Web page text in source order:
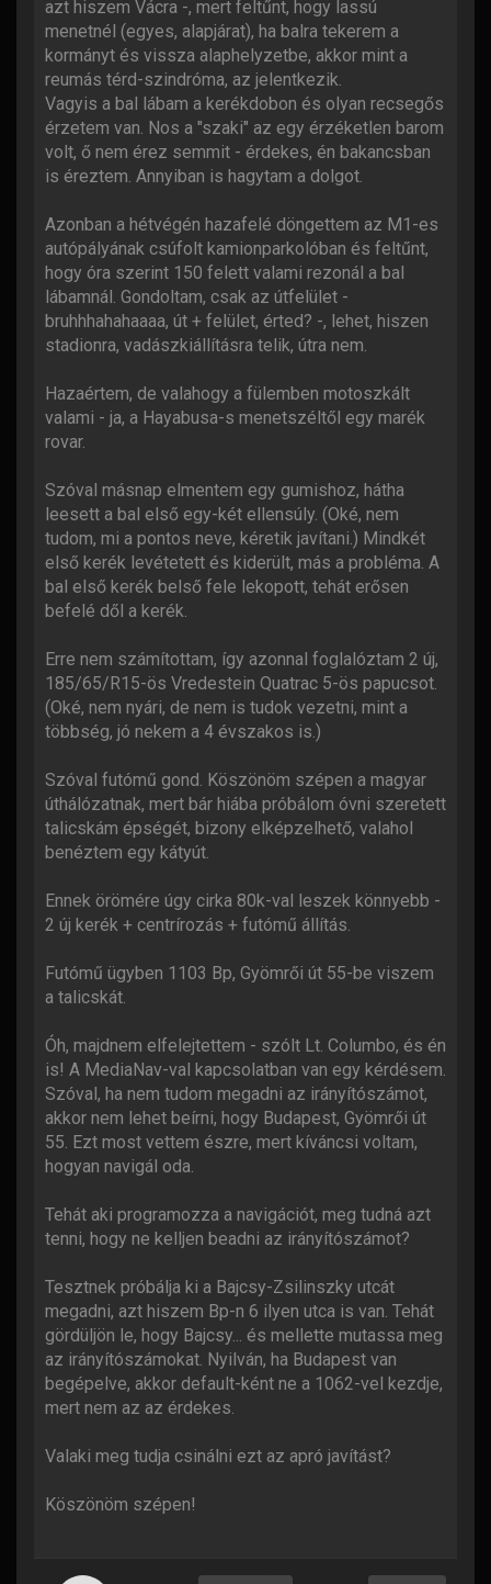
azt hiszem Vácra -, mert feltűnt, hogy lassú
menetnél (egyes, alapjárat), ha balra tekerem a
kormányt és vissza alaphelyzetbe, akkor mint a
reumás térd-szindróma, az jelentkezik.
Vagyis a bal lábam a kerékdobon és olyan recsegős
érzetem van. Nos a "szaki" az egy érzéketlen barom
volt, ő nem érez semmit - érdekes, én bakancsban
is éreztem. Annyiban is hagytam a dolgot.
Azonban a hétvégén hazafelé döngettem az M1-es
autópályának csúfolt kamionparkolóban és feltűnt,
hogy óra szerint 150 felett valami rezonál a bal
lábamnál. Gondoltam, csak az útfelület -
bruhhhahahaaaa, út + felület, érted? -, lehet, hiszen
stadionra, vadászkiállításra telik, útra nem.
Hazaértem, de valahogy a fülemben motoszkált
valami - ja, a Hayabusa-s menetszéltől egy marék
rovar.
Szóval másnap elmentem egy gumishoz, hátha
leesett a bal első egy-két ellensúly. (Oké, nem
tudom, mi a pontos neve, kéretik javítani.) Mindkét
első kerék levétetett és kiderült, más a probléma. A
bal első kerék belső fele lekopott, tehát erősen
befelé dől a kerék.
Erre nem számítottam, így azonnal foglalóztam 2 új,
185/65/R15-ös Vredestein Quatrac 5-ös papucsot.
(Oké, nem nyári, de nem is tudok vezetni, mint a
többség, jó nekem a 4 évszakos is.)
Szóval futómű gond. Köszönöm szépen a magyar
úthálózatnak, mert bár hiába próbálom óvni szeretett
talicskám épségét, bizony elképzelhető, valahol
benéztem egy kátyút.
Ennek örömére úgy cirka 80k-val leszek könnyebb -
2 új kerék + centrírozás + futómű állítás.
Futómű ügyben 1103 Bp, Gyömrői út 55-be viszem
a talicskát.
Óh, majdnem elfelejtettem - szólt Lt. Columbo, és én
is! A MediaNav-val kapcsolatban van egy kérdésem.
Szóval, ha nem tudom megadni az irányítószámot,
akkor nem lehet beírni, hogy Budapest, Gyömrői út
55. Ezt most vettem észre, mert kíváncsi voltam,
hogyan navigál oda.
Tehát aki programozza a navigációt, meg tudná azt
tenni, hogy ne kelljen beadni az irányítószámot?
Tesztnek próbálja ki a Bajcsy-Zsilinszky utcát
megadni, azt hiszem Bp-n 6 ilyen utca is van. Tehát
gördüljön le, hogy Bajcsy... és mellette mutassa meg
az irányítószámokat. Nyilván, ha Budapest van
begépelve, akkor default-ként ne a 1062-vel kezdje,
mert nem az az érdekes.
Valaki meg tudja csinálni ezt az apró javítást?
Köszönöm szépen!